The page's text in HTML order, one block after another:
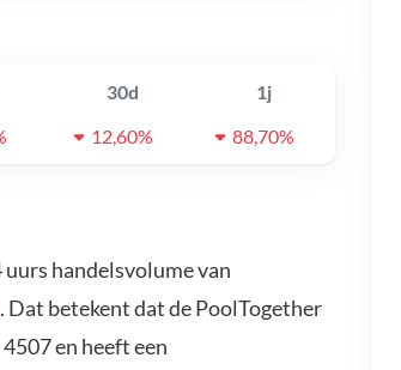
30d
1j
12,60% 88,70%
uurs handelsvolume van
. Dat betekent dat de PoolTogether
en heeft een